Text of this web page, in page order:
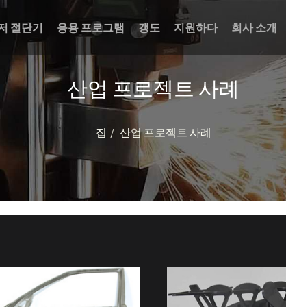
절단기 응용 프로그램 갱도 지원하다 회사 소개
산업 프로젝트 사례
집 산업 프로젝트 사례